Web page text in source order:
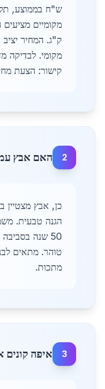
ש"ח בממוצע,
ק"ג. המחיר יציב
מקומי. לבדיקה
קישור: הצעת
2 האם אבץ
כן, אבץ מצטיין
הגנה טבעית.
טוהר. מתאים
מתכות.
3 איפה קונים